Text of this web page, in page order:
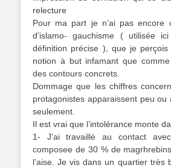
relecture
Pour ma part je n’ai pas encore
d’islamo- gauchisme ( utilisée
définition précise ), que je
notion à but infamant que
des contours concrets.
Dommage que les chiffres
protagonistes apparaissent peu ou
seulement.
Il est vrai que l’intolérance monte
1- J’ai travaillé au contact
composee de 30 % de
l’aise. Je vis dans un quartier très